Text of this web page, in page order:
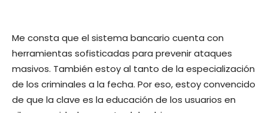
Me consta que el sistema bancario cuenta con
herramientas sofisticadas para prevenir ataques
masivos. También estoy al tanto de la especialización
de los criminales a la fecha. Por eso, estoy convencido
de que la clave es la educación de los usuarios en